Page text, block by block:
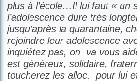
plus à l’école…Il lui faut « un
l’adolescence dure très
jusqu’après la quarantaine,
rejoindre leur adolescence
inquiétez pas, on va vous
est généreux, solidaire,
toucherez les alloc., pour lui